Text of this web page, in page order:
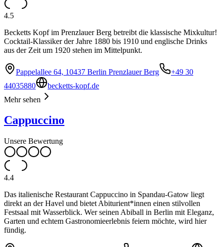
4.5
Becketts Kopf im Prenzlauer Berg betreibt die klassische Mixkultur!
Cocktail-Klassiker der Jahre 1880 bis 1910 und englische Drinks
aus der Zeit um 1920 stehen im Mittelpunkt.
Pappelallee 64, 10437 Berlin Prenzlauer Berg
+49 30
44035880
becketts-kopf.de
Mehr sehen
Cappuccino
Unsere Bewertung
4.4
Das italienische Restaurant Cappuccino in Spandau-Gatow liegt
direkt an der Havel und bietet Abiturient*innen einen stilvollen
Festsaal mit Wasserblick. Wer seinen Abiball in Berlin mit Eleganz,
Garten und echtem Gastronomieerlebnis feiern möchte, wird hier
fündig.